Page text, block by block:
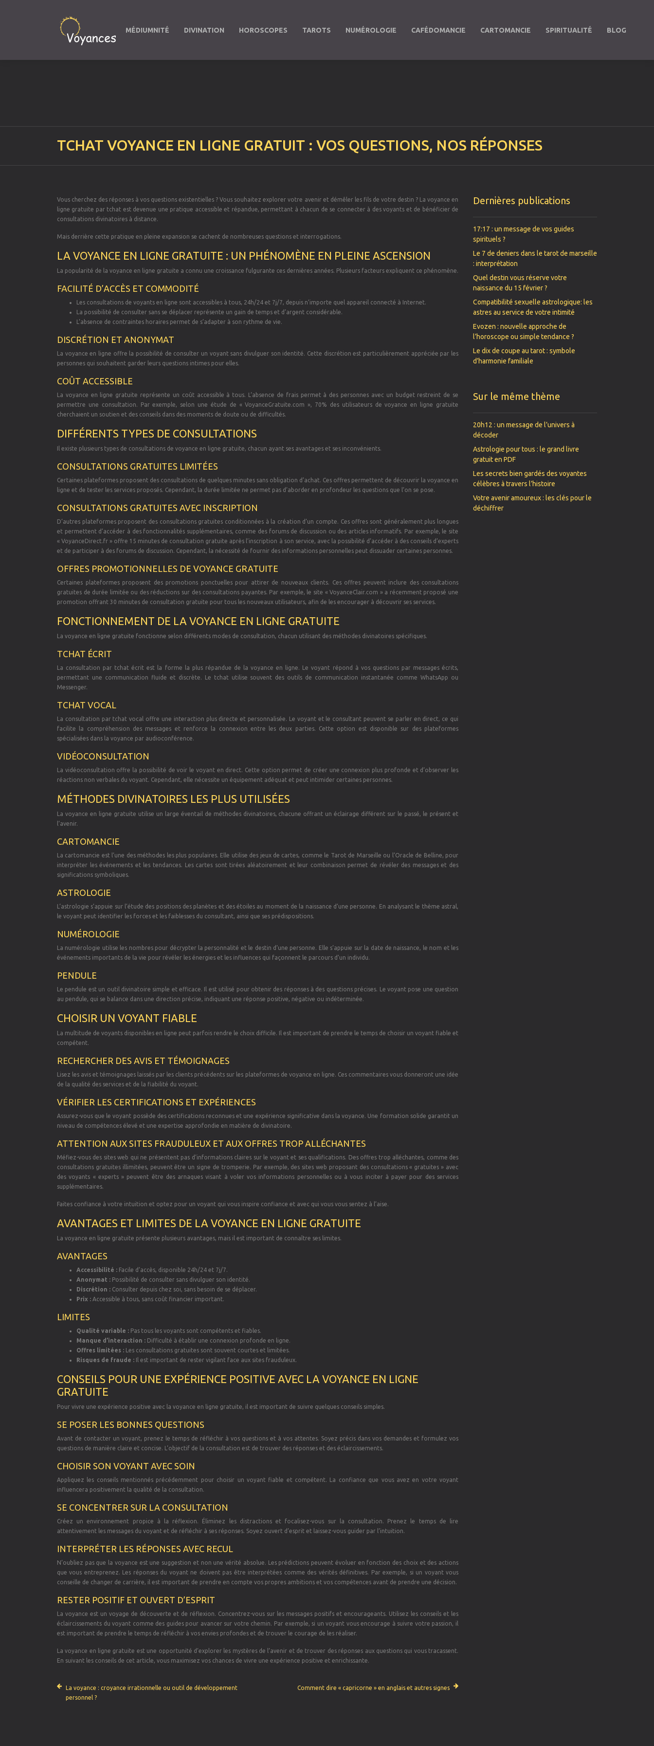
MÉDIUMNITÉ DIVINATION HOROSCOPES TAROTS NUMÉROLOGIE CAFÉDOMANCIE CARTOMANCIE SPIRITUALITÉ BLOG
TCHAT VOYANCE EN LIGNE GRATUIT : VOS QUESTIONS, NOS RÉPONSES
Vous cherchez des réponses à vos questions existentielles ? Vous souhaitez explorer votre avenir et démêler les fils de votre destin ? La voyance en
ligne gratuite par tchat est devenue une pratique accessible et répandue, permettant à chacun de se connecter à des voyants et de bénéficier de
consultations divinatoires à distance.
Mais derrière cette pratique en pleine expansion se cachent de nombreuses questions et interrogations.
LA VOYANCE EN LIGNE GRATUITE : UN PHÉNOMÈNE EN PLEINE ASCENSION
La popularité de la voyance en ligne gratuite a connu une croissance fulgurante ces dernières années. Plusieurs facteurs expliquent ce phénomène.
FACILITÉ D’ACCÈS ET COMMODITÉ
Les consultations de voyants en ligne sont accessibles à tous, 24h/24 et 7j/7, depuis n’importe quel appareil connecté à Internet.
La possibilité de consulter sans se déplacer représente un gain de temps et d’argent considérable.
L’absence de contraintes horaires permet de s’adapter à son rythme de vie.
DISCRÉTION ET ANONYMAT
La voyance en ligne offre la possibilité de consulter un voyant sans divulguer son identité. Cette discrétion est particulièrement appréciée par les
personnes qui souhaitent garder leurs questions intimes pour elles.
COÛT ACCESSIBLE
La voyance en ligne gratuite représente un coût accessible à tous. L’absence de frais permet à des personnes avec un budget restreint de se
permettre une consultation. Par exemple, selon une étude de « VoyanceGratuite.com », 70% des utilisateurs de voyance en ligne gratuite
cherchaient un soutien et des conseils dans des moments de doute ou de difficultés.
DIFFÉRENTS TYPES DE CONSULTATIONS
Il existe plusieurs types de consultations de voyance en ligne gratuite, chacun ayant ses avantages et ses inconvénients.
CONSULTATIONS GRATUITES LIMITÉES
Certaines plateformes proposent des consultations de quelques minutes sans obligation d’achat. Ces offres permettent de découvrir la voyance en
ligne et de tester les services proposés. Cependant, la durée limitée ne permet pas d’aborder en profondeur les questions que l’on se pose.
CONSULTATIONS GRATUITES AVEC INSCRIPTION
D’autres plateformes proposent des consultations gratuites conditionnées à la création d’un compte. Ces offres sont généralement plus longues
et permettent d’accéder à des fonctionnalités supplémentaires, comme des forums de discussion ou des articles informatifs. Par exemple, le site
« VoyanceDirect.fr » offre 15 minutes de consultation gratuite après l’inscription à son service, avec la possibilité d’accéder à des conseils d’experts
et de participer à des forums de discussion. Cependant, la nécessité de fournir des informations personnelles peut dissuader certaines personnes.
OFFRES PROMOTIONNELLES DE VOYANCE GRATUITE
Certaines plateformes proposent des promotions ponctuelles pour attirer de nouveaux clients. Ces offres peuvent inclure des consultations
gratuites de durée limitée ou des réductions sur des consultations payantes. Par exemple, le site « VoyanceClair.com » a récemment proposé une
promotion offrant 30 minutes de consultation gratuite pour tous les nouveaux utilisateurs, afin de les encourager à découvrir ses services.
FONCTIONNEMENT DE LA VOYANCE EN LIGNE GRATUITE
La voyance en ligne gratuite fonctionne selon différents modes de consultation, chacun utilisant des méthodes divinatoires spécifiques.
TCHAT ÉCRIT
La consultation par tchat écrit est la forme la plus répandue de la voyance en ligne. Le voyant répond à vos questions par messages écrits,
permettant une communication fluide et discrète. Le tchat utilise souvent des outils de communication instantanée comme WhatsApp ou
Messenger.
TCHAT VOCAL
La consultation par tchat vocal offre une interaction plus directe et personnalisée. Le voyant et le consultant peuvent se parler en direct, ce qui
facilite la compréhension des messages et renforce la connexion entre les deux parties. Cette option est disponible sur des plateformes
spécialisées dans la voyance par audioconférence.
VIDÉOCONSULTATION
La vidéoconsultation offre la possibilité de voir le voyant en direct. Cette option permet de créer une connexion plus profonde et d’observer les
réactions non verbales du voyant. Cependant, elle nécessite un équipement adéquat et peut intimider certaines personnes.
MÉTHODES DIVINATOIRES LES PLUS UTILISÉES
La voyance en ligne gratuite utilise un large éventail de méthodes divinatoires, chacune offrant un éclairage différent sur le passé, le présent et
l’avenir.
CARTOMANCIE
La cartomancie est l’une des méthodes les plus populaires. Elle utilise des jeux de cartes, comme le Tarot de Marseille ou l’Oracle de Belline, pour
interpréter les événements et les tendances. Les cartes sont tirées aléatoirement et leur combinaison permet de révéler des messages et des
significations symboliques.
ASTROLOGIE
L’astrologie s’appuie sur l’étude des positions des planètes et des étoiles au moment de la naissance d’une personne. En analysant le thème astral,
le voyant peut identifier les forces et les faiblesses du consultant, ainsi que ses prédispositions.
NUMÉROLOGIE
La numérologie utilise les nombres pour décrypter la personnalité et le destin d’une personne. Elle s’appuie sur la date de naissance, le nom et les
événements importants de la vie pour révéler les énergies et les influences qui façonnent le parcours d’un individu.
PENDULE
Le pendule est un outil divinatoire simple et efficace. Il est utilisé pour obtenir des réponses à des questions précises. Le voyant pose une question
au pendule, qui se balance dans une direction précise, indiquant une réponse positive, négative ou indéterminée.
CHOISIR UN VOYANT FIABLE
La multitude de voyants disponibles en ligne peut parfois rendre le choix difficile. Il est important de prendre le temps de choisir un voyant fiable et
compétent.
RECHERCHER DES AVIS ET TÉMOIGNAGES
Lisez les avis et témoignages laissés par les clients précédents sur les plateformes de voyance en ligne. Ces commentaires vous donneront une idée
de la qualité des services et de la fiabilité du voyant.
VÉRIFIER LES CERTIFICATIONS ET EXPÉRIENCES
Assurez-vous que le voyant possède des certifications reconnues et une expérience significative dans la voyance. Une formation solide garantit un
niveau de compétences élevé et une expertise approfondie en matière de divinatoire.
ATTENTION AUX SITES FRAUDULEUX ET AUX OFFRES TROP ALLÉCHANTES
Méfiez-vous des sites web qui ne présentent pas d’informations claires sur le voyant et ses qualifications. Des offres trop alléchantes, comme des
consultations gratuites illimitées, peuvent être un signe de tromperie. Par exemple, des sites web proposant des consultations « gratuites » avec
des voyants « experts » peuvent être des arnaques visant à voler vos informations personnelles ou à vous inciter à payer pour des services
supplémentaires.
Faites confiance à votre intuition et optez pour un voyant qui vous inspire confiance et avec qui vous vous sentez à l’aise.
AVANTAGES ET LIMITES DE LA VOYANCE EN LIGNE GRATUITE
La voyance en ligne gratuite présente plusieurs avantages, mais il est important de connaître ses limites.
AVANTAGES
Accessibilité : Facile d’accès, disponible 24h/24 et 7j/7.
Anonymat : Possibilité de consulter sans divulguer son identité.
Discrétion : Consulter depuis chez soi, sans besoin de se déplacer.
Prix : Accessible à tous, sans coût financier important.
LIMITES
Qualité variable : Pas tous les voyants sont compétents et fiables.
Manque d’interaction : Difficulté à établir une connexion profonde en ligne.
Offres limitées : Les consultations gratuites sont souvent courtes et limitées.
Risques de fraude : Il est important de rester vigilant face aux sites frauduleux.
CONSEILS POUR UNE EXPÉRIENCE POSITIVE AVEC LA VOYANCE EN LIGNE
GRATUITE
Pour vivre une expérience positive avec la voyance en ligne gratuite, il est important de suivre quelques conseils simples.
SE POSER LES BONNES QUESTIONS
Avant de contacter un voyant, prenez le temps de réfléchir à vos questions et à vos attentes. Soyez précis dans vos demandes et formulez vos
questions de manière claire et concise. L’objectif de la consultation est de trouver des réponses et des éclaircissements.
CHOISIR SON VOYANT AVEC SOIN
Appliquez les conseils mentionnés précédemment pour choisir un voyant fiable et compétent. La confiance que vous avez en votre voyant
influencera positivement la qualité de la consultation.
SE CONCENTRER SUR LA CONSULTATION
Créez un environnement propice à la réflexion. Éliminez les distractions et focalisez-vous sur la consultation. Prenez le temps de lire
attentivement les messages du voyant et de réfléchir à ses réponses. Soyez ouvert d’esprit et laissez-vous guider par l’intuition.
INTERPRÉTER LES RÉPONSES AVEC RECUL
N’oubliez pas que la voyance est une suggestion et non une vérité absolue. Les prédictions peuvent évoluer en fonction des choix et des actions
que vous entreprenez. Les réponses du voyant ne doivent pas être interprétées comme des vérités définitives. Par exemple, si un voyant vous
conseille de changer de carrière, il est important de prendre en compte vos propres ambitions et vos compétences avant de prendre une décision.
RESTER POSITIF ET OUVERT D’ESPRIT
La voyance est un voyage de découverte et de réflexion. Concentrez-vous sur les messages positifs et encourageants. Utilisez les conseils et les
éclaircissements du voyant comme des guides pour avancer sur votre chemin. Par exemple, si un voyant vous encourage à suivre votre passion, il
est important de prendre le temps de réfléchir à vos envies profondes et de trouver le courage de les réaliser.
La voyance en ligne gratuite est une opportunité d’explorer les mystères de l’avenir et de trouver des réponses aux questions qui vous tracassent.
En suivant les conseils de cet article, vous maximisez vos chances de vivre une expérience positive et enrichissante.
La voyance : croyance irrationnelle ou outil de développement
personnel ?
Comment dire « capricorne » en anglais et autres signes
Dernières publications
17:17 : un message de vos guides
spirituels ?
Le 7 de deniers dans le tarot de marseille
: interprétation
Quel destin vous réserve votre
naissance du 15 février ?
Compatibilité sexuelle astrologique: les
astres au service de votre intimité
Evozen : nouvelle approche de
l’horoscope ou simple tendance ?
Le dix de coupe au tarot : symbole
d’harmonie familiale
Sur le même thème
20h12 : un message de l’univers à
décoder
Astrologie pour tous : le grand livre
gratuit en PDF
Les secrets bien gardés des voyantes
célèbres à travers l’histoire
Votre avenir amoureux : les clés pour le
déchiffrer